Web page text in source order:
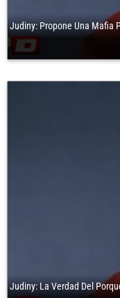
Judiny: Propone Una Mafia
Judiny: La Verdad Del